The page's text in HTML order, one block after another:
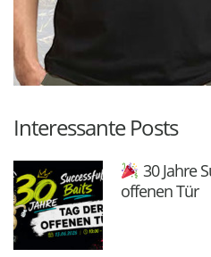
Interessante Posts
30 Jahre
offenen Tür